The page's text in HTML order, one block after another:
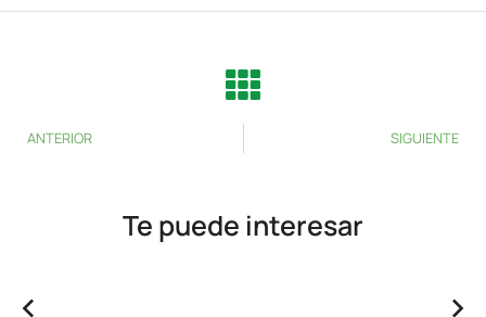
ANTERIOR SIGUIENTE
Te puede interesar